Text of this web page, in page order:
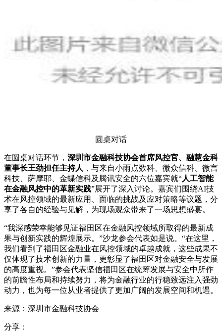
圆桌对话
在圆桌对话环节， 深圳市金融科技协会首席风控官、融慧金科
董事长王劲担任主持人 ，与来自小雨点数科、微众信科、微言
科技、萨摩耶、金蝶信科及腾讯安全的六位嘉宾就“人工智能
在金融风控中的革新实践”展开了深入讨论。嘉宾们围绕AI技
术在风控领域的最新应用、面临的挑战及应对策略等议题，分
享了各自的经验与见解，为现场观众带来了一场思想盛宴。
“我深感荣幸能够见证福田区在金融风控领域所取得的最新成
果与创新实践的辉煌展示。”沙龙参会代表如是说。“在这里，
我们看到了福田区金融业在风控领域的卓越成就，这些成果不
仅体现了技术创新的力量，更彰显了福田区对金融安全与发展
的高度重视。”参会代表坚信福田区在统筹发展与安全中所作
的前瞻性布局和持续努力，将为金融行业的行稳致远注入强劲
动力，也为每一位从业者提供了更加广阔的发展空间和机遇。
来源：深圳市金融科技协会
分享：